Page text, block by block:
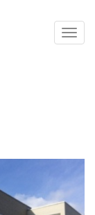
Toggle